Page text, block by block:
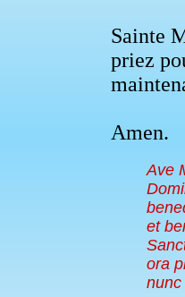
Sainte
priez
Amen.
Ave
et
ora
nunc